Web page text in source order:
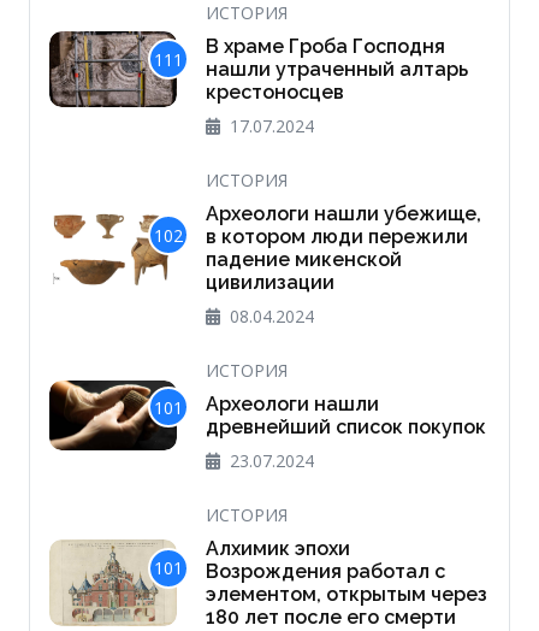
111
ИСТОРИЯ
В храме Гроба Господня
нашли утраченный алтарь
крестоносцев
17.07.2024
102
ИСТОРИЯ
Археологи нашли убежище,
в котором люди пережили
падение микенской
цивилизации
08.04.2024
101
ИСТОРИЯ
Археологи нашли
древнейший список покупок
23.07.2024
101
ИСТОРИЯ
Алхимик эпохи
Возрождения работал с
элементом, открытым через
180 лет после его смерти